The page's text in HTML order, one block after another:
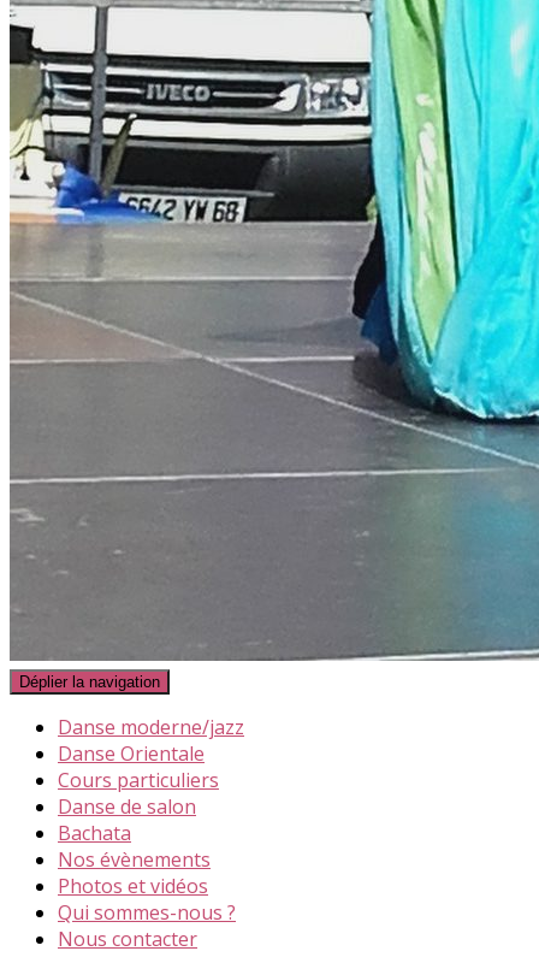
Déplier la navigation
Danse moderne/jazz
Danse Orientale
Cours particuliers
Danse de salon
Bachata
Nos évènements
Photos et vidéos
Qui sommes-nous ?
Nous contacter